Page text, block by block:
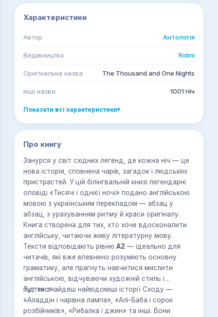
Характеристики
Автор Антологія
Видавництво Ridmi
Оригінальна назва The Thousand and One Nights
Інші назви 1001 Ніч
Показати всі характеристики▾
Про книгу
Занурся у світ східних легенд, де кожна ніч — це
нова історія, сповнена чарів, загадок і людських
пристрастей. У цій білінгвальній книзі легендарні
оповіді «Тисячі і однієї ночі» подано англійською
мовою з українським перекладом — абзац у
абзац, з урахуванням ритму й краси оригіналу.
Книга створена для тих, хто хоче вдосконалити
англійську, читаючи живу літературну мову.
Тексти відповідають рівню A2 — ідеально для
читачів, які вже впевнено розуміють основну
граматику, але прагнуть навчитися мислити
англійською, відчуваючи художній стиль і
підтекст.
Тут ти знайдеш найвідоміші історії Сходу —
«Аладдін і чарівна лампа», «Алі-Баба і сорок
розбійників», «Рибалка і джин» та інші. Вони